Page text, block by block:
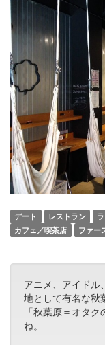
デート レストラン
カフェ／喫茶店
ファー
アニメ、アイドル
地として有名な秋
「秋葉原＝オタ
ね。